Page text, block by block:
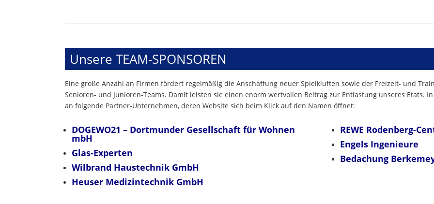
Unsere TEAM-SPONSOREN
Eine große Anzahl an Firmen fördert regelmäßig die Anschaffung neuer Spielkluften sowie der Freizeit- und
Senioren- und Junioren-Teams. Damit leisten sie einen enorm wertvollen Beitrag zur Entlastung unseres Etats.
an folgende Partner-Unternehmen, deren Website sich beim Klick auf den Namen öffnet:
DOGEWO21 – Dortmunder Gesellschaft für Wohnen
mbH
Glas-Experten
Wilbrand Haustechnik GmbH
Heuser Medizintechnik GmbH
REWE Rodenberg-
Engels Ingenieure
Bedachung